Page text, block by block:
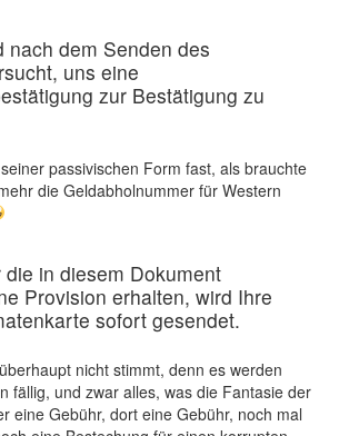
nach dem Senden des
uns eine
zur Bestätigung zu
passivischen Form fast, als brauchte
die Geldabholnummer für Western
die in diesem Dokument
Provision erhalten, wird Ihre
sofort gesendet.
nicht stimmt, denn es werden
fällig, und zwar alles, was die Fantasie der
eine Gebühr, dort eine Gebühr, noch mal